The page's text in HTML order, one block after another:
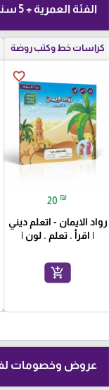
الفئة العمرية + 5 سنوات
كراسات خط وكتب روضة
favorite_border
20 ₪
رواد الايمان - اتعلم ديني
| اقرأ . تعلم . لون |
add_shopping_cart
عروض وخصومات